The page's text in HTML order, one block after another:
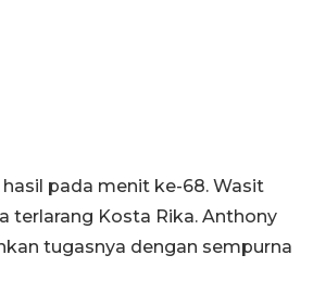
pada menit ke-68. Wasit
terlarang Kosta Rika. Anthony
tugasnya dengan sempurna